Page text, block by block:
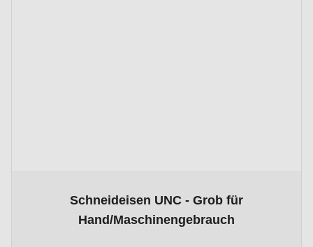
Schneideisen UNC - Grob für
Hand/Maschinengebrauch
The price depends on the options chosen on the product page